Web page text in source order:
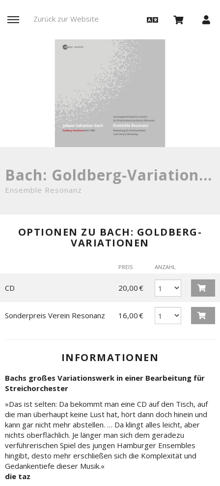
Zurück zur Website
Bach: Goldberg-Variationen
Ensemble Resonanz
OPTIONEN ZU BACH: GOLDBERG-
VARIATIONEN
PREIS ANZAHL
CD 20,00 €
Sonderpreis Verein Resonanz 16,00 €
INFORMATIONEN
Bachs großes Variationswerk in einer Bearbeitung für
Streichorchester
»Das ist selten: Da bekommt man eine CD auf den Tisch, auf
die man überhaupt keine Lust hat, hört dann doch hinein und
kann gar nicht mehr abstellen. … Da klingt alles leicht, aber
nichts oberflächlich. Je länger man sich dem geradezu
verführerischen Spiel des jungen Hamburger Ensembles
hingibt, desto mehr erschließen sich die Komplexität und
Gedankentiefe dieser Musik.«
die taz